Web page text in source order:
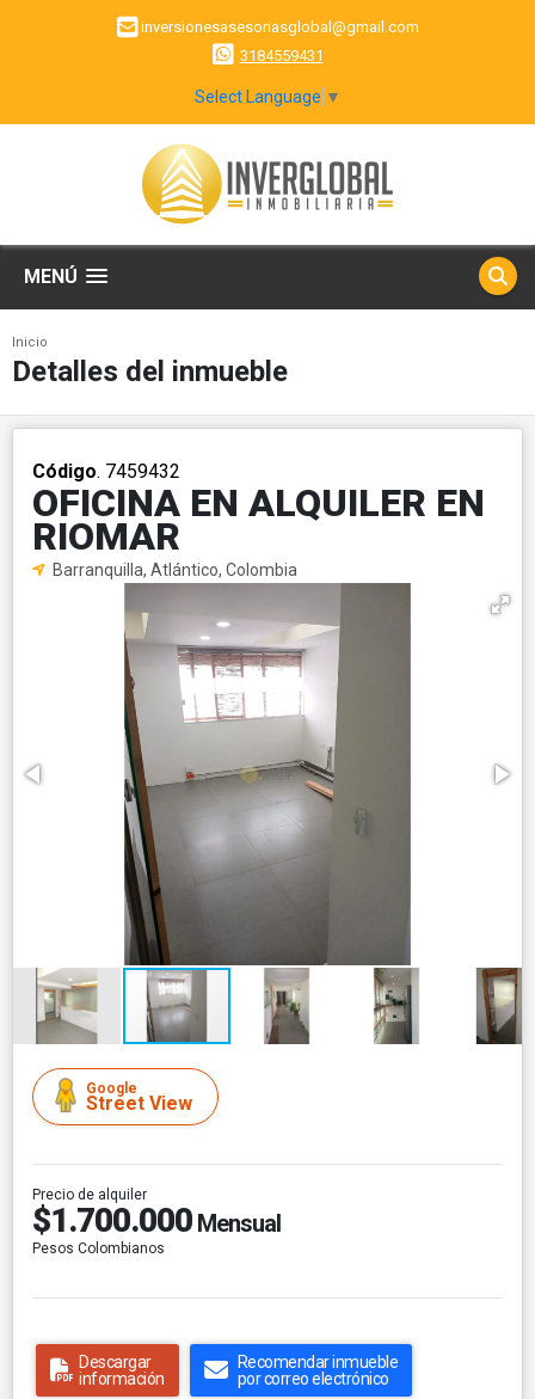
inversionesasesoriasglobal@gmail.com
3184559431
Select Language ▼
MENÚ
Inicio
Detalles del inmueble
Código. 7459432
OFICINA EN ALQUILER EN
RIOMAR
Barranquilla, Atlántico, Colombia
Google
Street View
Precio de alquiler
$1.700.000 Mensual
Pesos Colombianos
Descargar
información
Recomendar inmueble
por correo electrónico